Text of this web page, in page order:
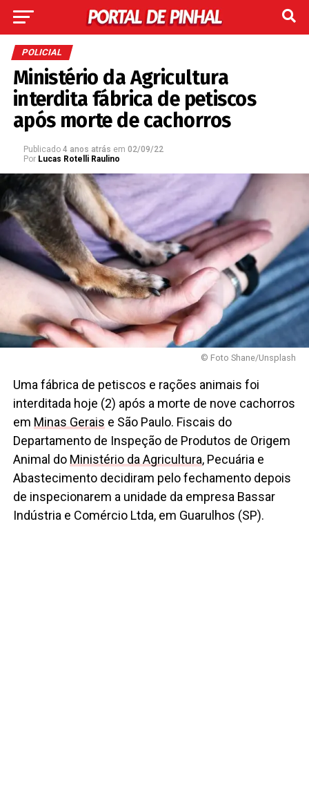
POLICIAL
Ministério da Agricultura
interdita fábrica de petiscos
após morte de cachorros
Publicado 4 anos atrás em 02/09/22
Por Lucas Rotelli Raulino
© Foto Shane/Unsplash
Uma fábrica de petiscos e rações animais foi
interditada hoje (2) após a morte de nove cachorros
em Minas Gerais e São Paulo. Fiscais do
Departamento de Inspeção de Produtos de Origem
Animal do Ministério da Agricultura, Pecuária e
Abastecimento decidiram pelo fechamento depois
de inspecionarem a unidade da empresa Bassar
Indústria e Comércio Ltda, em Guarulhos (SP).